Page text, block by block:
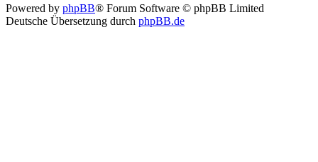
Powered by phpBB® Forum Software © phpBB Limited
Deutsche Übersetzung durch phpBB.de